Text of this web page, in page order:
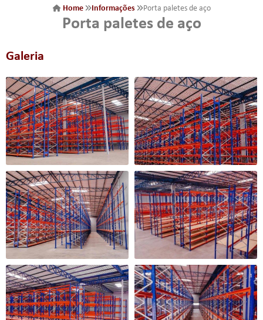
Home Informações Porta paletes de aço
Porta paletes de aço
Galeria